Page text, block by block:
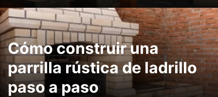
Cómo construir una
parrilla rústica de ladrillo
paso a paso